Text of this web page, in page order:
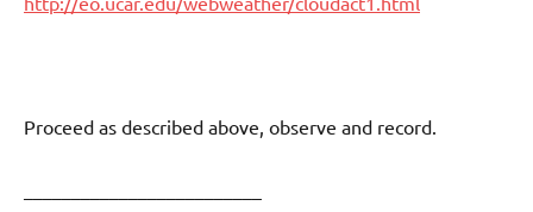
Proceed as described above, observe and record.